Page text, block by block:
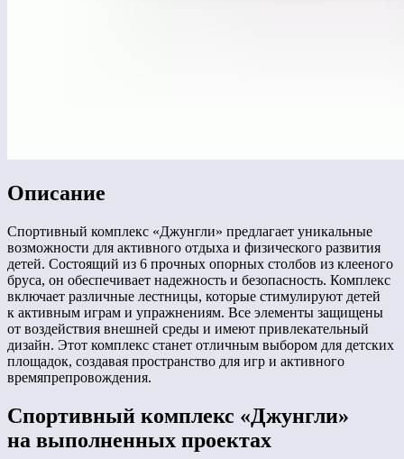
Описание
Спортивный комплекс «Джунгли» предлагает уникальные
возможности для активного отдыха и физического развития
детей. Состоящий из 6 прочных опорных столбов из клееного
бруса, он обеспечивает надежность и безопасность. Комплекс
включает различные лестницы, которые стимулируют детей
к активным играм и упражнениям. Все элементы защищены
от воздействия внешней среды и имеют привлекательный
дизайн. Этот комплекс станет отличным выбором для детских
площадок, создавая пространство для игр и активного
времяпрепровождения.
Спортивный комплекс «Джунгли»
на выполненных проектах